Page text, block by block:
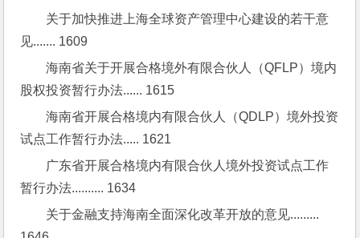
关于加快推进上海全球资产管理中心建设的若干意
见....... 1609
海南省关于开展合格境外有限合伙人（QFLP）境内
股权投资暂行办法...... 1615
海南省开展合格境内有限合伙人（QDLP）境外投资
试点工作暂行办法..... 1621
广东省开展合格境内有限合伙人境外投资试点工作
暂行办法.......... 1634
关于金融支持海南全面深化改革开放的意见.........